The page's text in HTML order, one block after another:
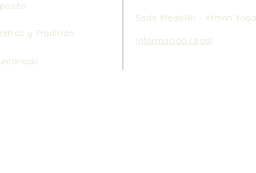
Sede Medellín - Atman Yoga
y Tradición
Información Legal